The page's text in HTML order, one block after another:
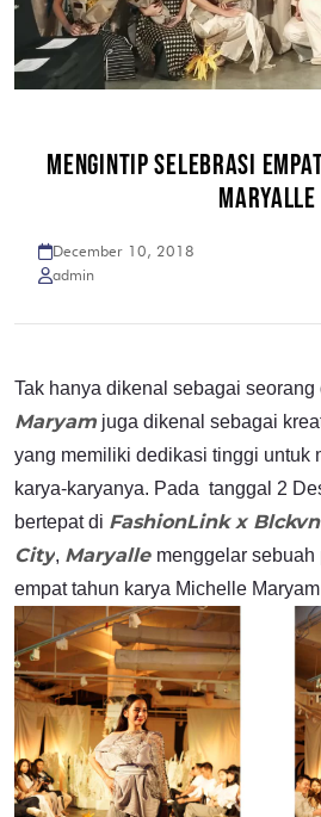
MENGINTIP SELEBRASI
MARYALLE
December 10, 2018
admin
Tak hanya dikenal sebagai seorang
Maryam juga dikenal sebagai
yang memiliki dedikasi tinggi untuk
karya-karyanya. Pada tanggal 2
bertepat di FashionLink x
City, Maryalle menggelar sebuah
empat tahun karya Michelle